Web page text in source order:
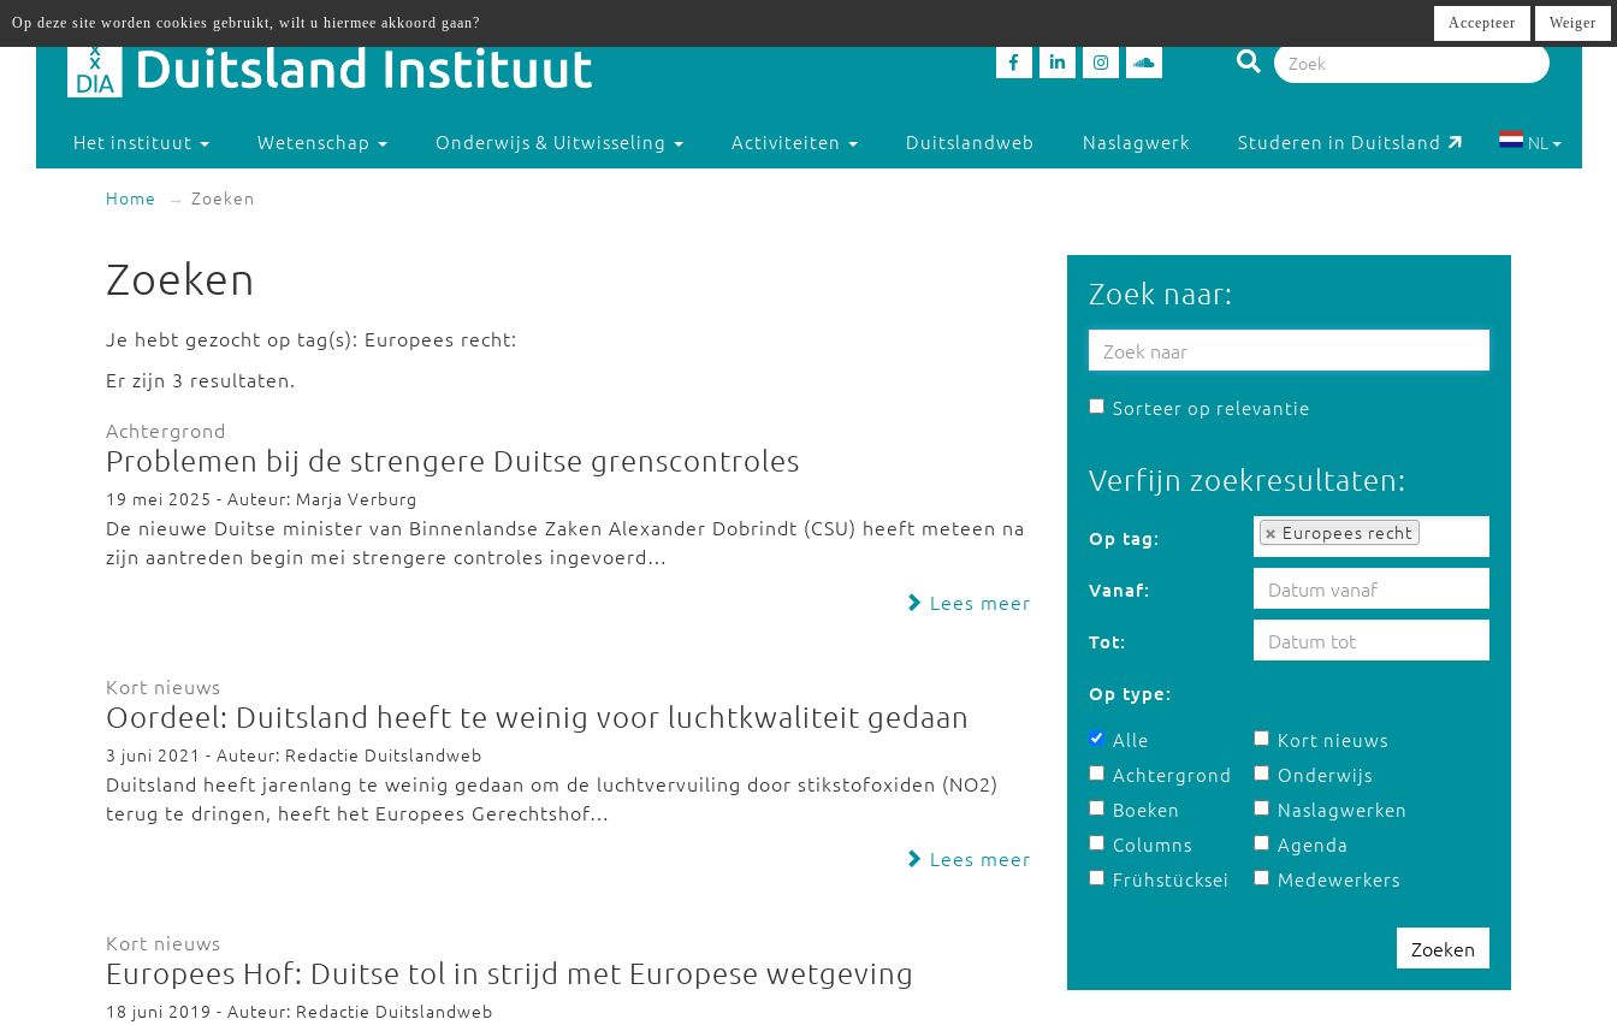
Het instituut Wetenschap Onderwijs & Uitwisseling Activiteiten Duitslandweb Naslagwerk Studeren in Duitsland NL
Home Zoeken
Zoeken
Je hebt gezocht op tag(s): Europees recht:
Er zijn 3 resultaten.
Achtergrond
Problemen bij de strengere Duitse grenscontroles
19 mei 2025 - Auteur: Marja Verburg
De nieuwe Duitse minister van Binnenlandse Zaken Alexander Dobrindt (CSU) heeft meteen na
zijn aantreden begin mei strengere controles ingevoerd…
Lees meer
Kort nieuws
Oordeel: Duitsland heeft te weinig voor luchtkwaliteit gedaan
3 juni 2021 - Auteur: Redactie Duitslandweb
Duitsland heeft jarenlang te weinig gedaan om de luchtvervuiling door stikstofoxiden (NO2)
terug te dringen, heeft het Europees Gerechtshof…
Lees meer
Kort nieuws
Europees Hof: Duitse tol in strijd met Europese wetgeving
18 juni 2019 - Auteur: Redactie Duitslandweb
Zoek naar:
Sorteer op relevantie
Verfijn zoekresultaten:
Op tag: Europees recht
Op tag:
Vanaf:
Tot:
Op type:
Alle
Achtergrond
Boeken
Columns
Frühstücksei
Kort nieuws
Onderwijs
Naslagwerken
Agenda
Medewerkers
Zoeken
Op deze site worden cookies gebruikt, wilt u hiermee akkoord gaan? Accepteer Weiger